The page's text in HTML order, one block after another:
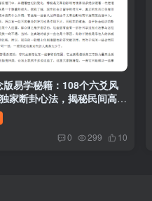
版易学秘籍：108个六爻风
家断卦心法，揭秘民间高人
0 299 10